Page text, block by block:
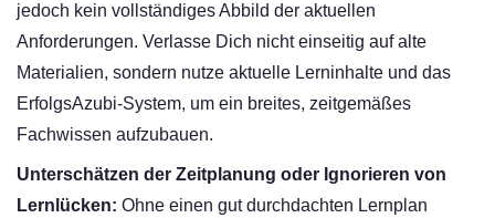
jedoch kein vollständiges Abbild der aktuellen
Anforderungen. Verlasse Dich nicht einseitig auf alte
Materialien, sondern nutze aktuelle Lerninhalte und das
ErfolgsAzubi-System, um ein breites, zeitgemäßes
Fachwissen aufzubauen.
Unterschätzen der Zeitplanung oder Ignorieren von
Lernlücken: Ohne einen gut durchdachten Lernplan